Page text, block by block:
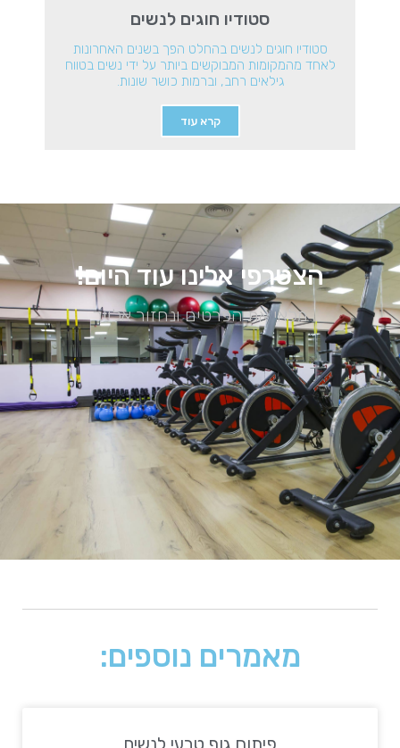
סטודיו חוגים לנשים
סטודיו חוגים לנשים בהחלט הפך בשנים האחרונות
לאחד מהמקומות המבוקשים ביותר על ידי נשים בטווח
גילאים רחב, וברמות כושר שונות.
קרא עוד
הצטרפי אלינו עוד היום!
מלאי את הפרטים ונחזור אלייך
מאמרים נוספים:
פיתוח גוף טבעי לנשים